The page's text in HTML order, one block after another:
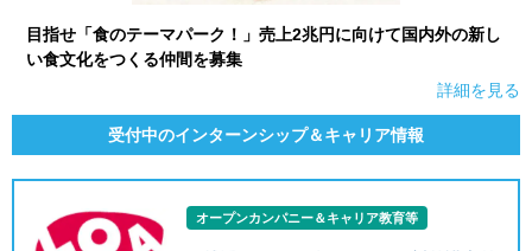
目指せ「食のテーマパーク！」売上2兆円に向けて国内外の新し
い食文化をつくる仲間を募集
詳細を見る
受付中のインターンシップ＆キャリア情報
オープンカンパニー＆キャリア教育等